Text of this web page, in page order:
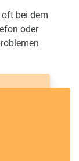
bei dem
oder